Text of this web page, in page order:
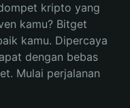
kripto yang
kamu? Bitget
kamu. Dipercaya
dengan bebas
Mulai perjalanan